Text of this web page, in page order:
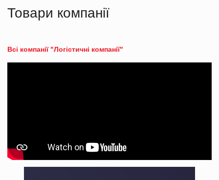
Товари компанії
Всі компанії "Логістичні компанії"